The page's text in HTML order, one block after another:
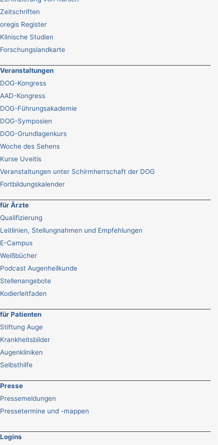
Zeitschriften
oregis Register
Klinische Studien
Forschungslandkarte
Veranstaltungen
DOG-Kongress
AAD-Kongress
DOG-Führungsakademie
DOG-Symposien
DOG-Grundlagenkurs
Woche des Sehens
Kurse Uveitis
Veranstaltungen unter Schirmherrschaft der DOG
Fortbildungskalender
für Ärzte
Qualifizierung
Leitlinien, Stellungnahmen und Empfehlungen
E-Campus
Weißbücher
Podcast Augenheilkunde
Stellenangebote
Kodierleitfaden
für Patienten
Stiftung Auge
Krankheitsbilder
Augenkliniken
Selbsthilfe
Presse
Pressemeldungen
Pressetermine und -mappen
Logins